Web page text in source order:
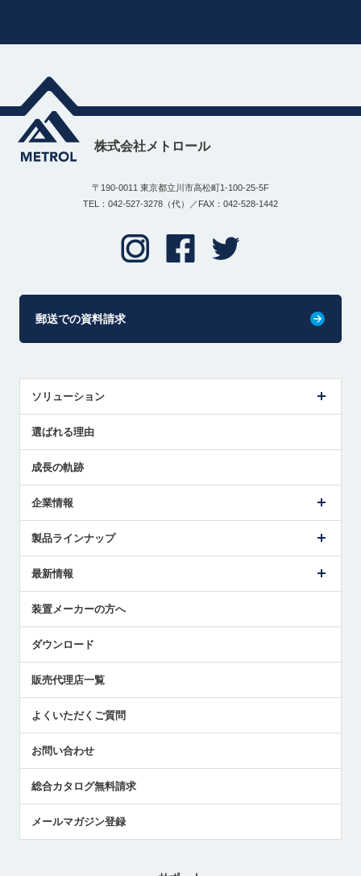
株式会社メトロール
〒190-0011 東京都立川市高松町1-100-25-5F
TEL：042-527-3278（代）／FAX：042-528-1442
郵送での資料請求
ソリューション
解決策提案
選ばれる理由
成長の軌跡
企業情報
ごあいさつ
受賞履歴
採用情報
国/地域/言語
製品ラインナップ
ツールセッタ製品
エアマイクロセンサ製品
最新情報
メトロールの技術
社員ブログ
中小企業のBCP地震対策
センサのテクニカルガイド
社長ブログ
装置メーカーの方へ
ダウンロード
販売代理店一覧
よくいただくご質問
お問い合わせ
総合カタログ無料請求
メールマガジン登録